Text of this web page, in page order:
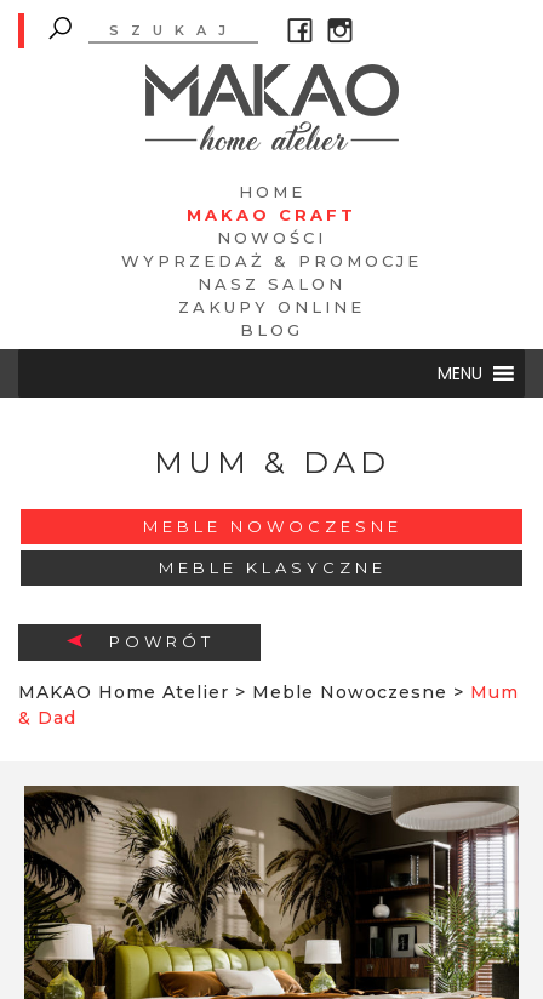
HOME
MAKAO CRAFT
NOWOŚCI
WYPRZEDAŻ & PROMOCJE
NASZ SALON
ZAKUPY ONLINE
BLOG
MENU
MUM & DAD
MEBLE NOWOCZESNE
MEBLE KLASYCZNE
POWRÓT
MAKAO Home Atelier > Meble Nowoczesne > Mum
& Dad